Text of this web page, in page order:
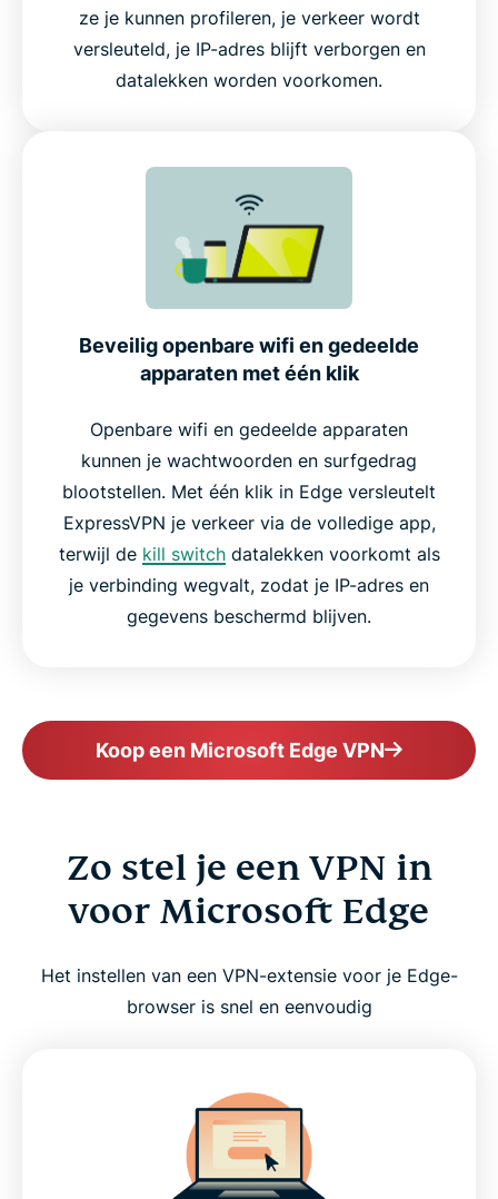
ze je kunnen profileren, je verkeer wordt
versleuteld, je IP-adres blijft verborgen en
datalekken worden voorkomen.
Beveilig openbare wifi en gedeelde
apparaten met één klik
Openbare wifi en gedeelde apparaten
kunnen je wachtwoorden en surfgedrag
blootstellen. Met één klik in Edge versleutelt
ExpressVPN je verkeer via de volledige app,
terwijl de kill switchdatalekken voorkomt als
je verbinding wegvalt, zodat je IP-adres en
gegevens beschermd blijven.
Koop een Microsoft Edge VPN
Zo stel je een VPN in
voor Microsoft Edge
Het instellen van een VPN-extensie voor je Edge-
browser is snel en eenvoudig